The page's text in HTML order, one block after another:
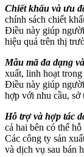
Chiết khấu và ưu
chính sách chiết
Điều này giúp
hiệu quả trên thị
Mẫu mã đa dạng
xuất, linh hoạt
Điều này giúp
hợp với nhu cầu, sở
Hỗ trợ và hợp tác
cả hai bên có thể
Các công ty sản
và dịch vụ sau bán